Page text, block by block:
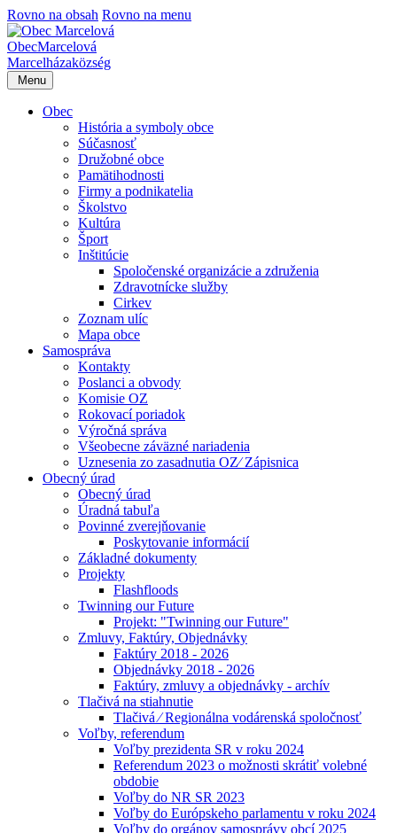
Rovno na obsah Rovno na menu
ObecMarcelová
Marcelházaközség
Menu
Obec
História a symboly obce
Súčasnosť
Družobné obce
Pamätihodnosti
Firmy a podnikatelia
Školstvo
Kultúra
Šport
Inštitúcie
Spoločenské organizácie a združenia
Zdravotnícke služby
Cirkev
Zoznam ulíc
Mapa obce
Samospráva
Kontakty
Poslanci a obvody
Komisie OZ
Rokovací poriadok
Výročná správa
Všeobecne záväzné nariadenia
Uznesenia zo zasadnutia OZ⁄ Zápisnica
Obecný úrad
Obecný úrad
Úradná tabuľa
Povinné zverejňovanie
Poskytovanie informácií
Základné dokumenty
Projekty
Flashfloods
Twinning our Future
Projekt: "Twinning our Future"
Zmluvy, Faktúry, Objednávky
Faktúry 2018 - 2026
Objednávky 2018 - 2026
Faktúry, zmluvy a objednávky - archív
Tlačivá na stiahnutie
Tlačivá ⁄ Regionálna vodárenská spoločnosť
Voľby, referendum
Voľby prezidenta SR v roku 2024
Referendum 2023 o možnosti skrátiť volebné
obdobie
Voľby do NR SR 2023
Voľby do Európskeho parlamentu v roku 2024
Voľby do orgánov samosprávy obcí 2025